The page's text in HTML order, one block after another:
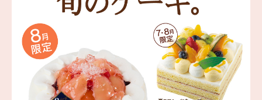
岳や末広がりを意味す
つ時」という意味を込
。雄大な八ヶ岳山麓の自
れる、こだわりのスイー